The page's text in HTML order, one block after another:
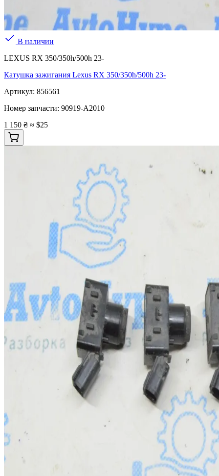
В наличии
LEXUS RX 350/350h/500h 23-
Катушка зажигания Lexus RX 350/350h/500h 23-
Артикул: 856561
Номер запчасти: 90919-A2010
1 150 ₴ ≈ $25